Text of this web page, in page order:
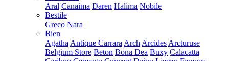
Aral Canaima Daren Halima Nobile
Bestile
Greco Nara
Bien
Agatha Antique Carrara Arch Arcides Arcturuse
Belgium Store Beton Bona Dea Buxy Calacatta